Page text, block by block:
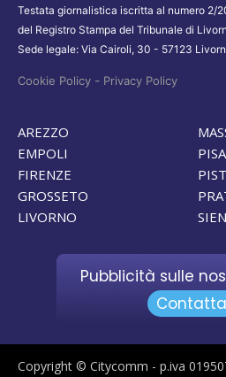
Testata giornalistica iscritta al numero 2/
del Registro Stampa del Tribunale di
Sede legale: Via Cairoli, 30 - 57123
Cookie Policy - Privacy Policy
AREZZO
EMPOLI
FIRENZE
GROSSETO
LIVORNO
PISA
Pubblicità sulle
Copyright © Citycomm - p.iva